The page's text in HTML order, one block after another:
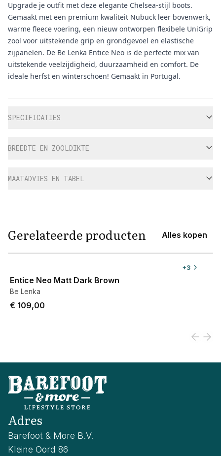
Upgrade je outfit met deze elegante Chelsea-stijl boots.
Gemaakt met een premium kwaliteit Nubuck leer bovenwerk,
warme fleece voering, een nieuw ontworpen flexibele UniGrip
zool voor uitstekende grip en grondgevoel en elastische
zijpanelen. De Be Lenka Entice Neo is de perfecte mix van
uitstekende veelzijdigheid, duurzaamheid en comfort. De
ideale herfst en winterschoen! Gemaakt in Portugal.
SPECIFICATIES
BREEDTE EN ZOOLDIKTE
MAATADVIES EN TABEL
Gerelateerde producten Alles kopen
+3
Entice Neo Matt Dark Brown
Be Lenka
€ 109,00
Adres
Barefoot & More B.V.
Kleine Oord 86